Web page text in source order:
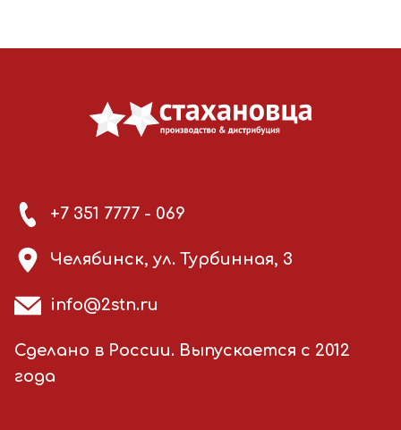
+7 351 7777 - 069
Челябинск, ул. Турбинная, 3
info@2stn.ru
Сделано в России. Выпускается с 2012
года